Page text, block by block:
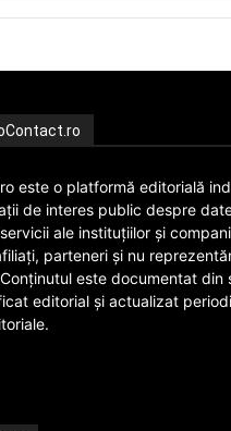
este o platformă editorială
de interes public despre
ale instituțiilor și
parteneri și nu
este documentat din
editorial și actualizat